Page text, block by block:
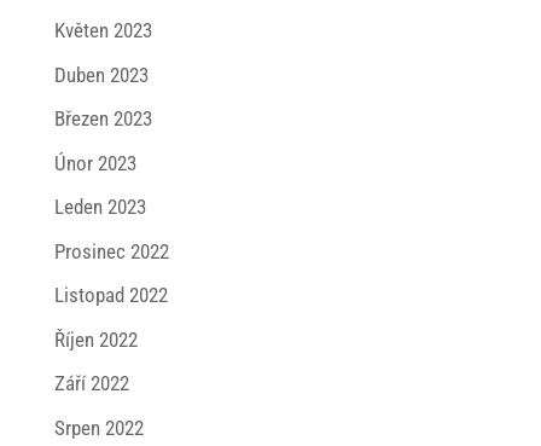
Květen 2023
Duben 2023
Březen 2023
Únor 2023
Leden 2023
Prosinec 2022
Listopad 2022
Říjen 2022
Září 2022
Srpen 2022